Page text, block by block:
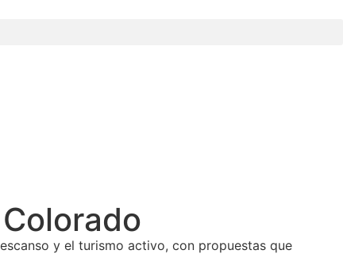
y el turismo activo, con propuestas que